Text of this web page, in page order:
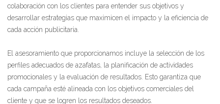
colaboración con los clientes para entender sus objetivos y
desarrollar estrategias que maximicen el impacto y la eficiencia de
cada acción publicitaria.
El asesoramiento que proporcionamos incluye la selección de los
perfiles adecuados de azafatas, la planificación de actividades
promocionales y la evaluación de resultados. Esto garantiza que
cada campaña esté alineada con los objetivos comerciales del
cliente y que se logren los resultados deseados.